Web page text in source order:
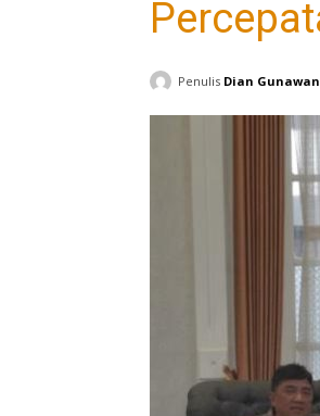
Penulis Dian Gunawan